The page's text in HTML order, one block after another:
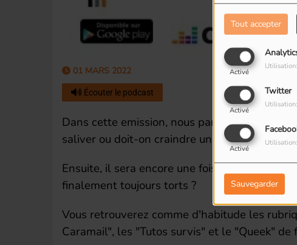
Tout accepter
Activé
Twitter
Activé
Activé
Sauvegarder
01 MARS 2022
Écouter le podcast
Dans cette emission, nous parlerons des
saliver ou doit-on craindre une indigestion ?
Ensuite, il sera encore une fois question des
finalement toujours torts ?
Vous retrouverez comme d'habitude les
Caramail", les "Tutos survis" et le "Queek" de